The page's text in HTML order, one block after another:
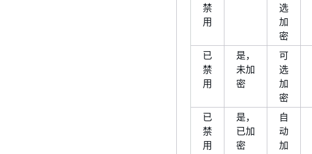
禁
用
选
加
密
已
禁
用
是，
未加
密
可
选
加
密
已
禁
用
是，
已加
密
自
动
加